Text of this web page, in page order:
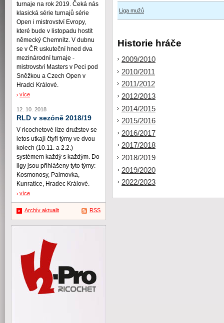
Liga mužů
Historie hráče
2009/2010
2010/2011
2011/2012
2012/2013
2014/2015
2015/2016
2016/2017
2017/2018
2018/2019
2019/2020
2022/2023
turnaje na rok 2019. Čeká nás
klasická série turnajů série
Open i mistrovství Evropy,
které bude v listopadu hostit
německý Chemnitz. V dubnu
se v ČR uskuteční hned dva
mezinárodní turnaje -
mistrovství Masters v Peci pod
Sněžkou a Czech Open v
Hradci Králové.
více
12. 10. 2018
RLD v sezóně 2018/19
V ricochetové lize družstev se
letos utkají čtyři týmy ve dvou
kolech (10.11. a 2.2.)
systémem každý s každým. Do
ligy jsou přihlášeny tyto týmy:
Kosmonosy, Palmovka,
Kunratice, Hradec Králové.
více
Archív aktualit RSS